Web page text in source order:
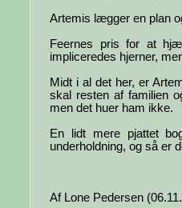
Artemis lægger en plan
Feernes pris for at
impliceredes hjerner,
Midt i al det her, er
skal resten af familien
men det huer ham ikke.
En lidt mere pjattet
underholdning, og så er
Af Lone Pedersen